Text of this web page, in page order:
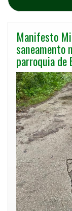
Manifesto
saneamento
parroquia de